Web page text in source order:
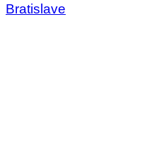
Bratislave